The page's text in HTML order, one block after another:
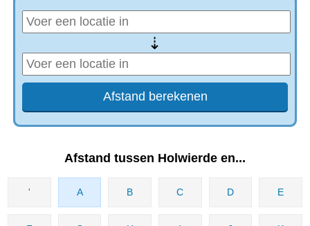
⇢
Afstand tussen Holwierde en...
' A B C D E